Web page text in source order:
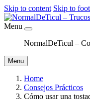
Skip to content Skip to
Menu
NormalDeTicul –
Menu
Home
Consejos Prácticos
Cómo usar una